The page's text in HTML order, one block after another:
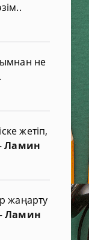
не
жетіп,
Ламин
жаңарту
Ламин